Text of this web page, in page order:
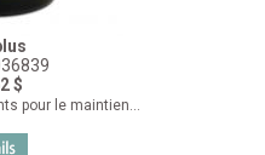
$
pour le maintien...